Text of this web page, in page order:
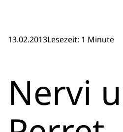
13.02.2013Lesezeit: 1 Minute
Nervi